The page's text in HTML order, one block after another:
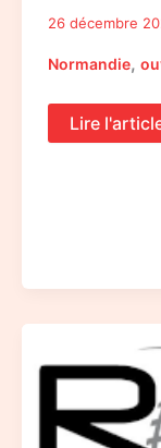
26 décembre
Normandie,
Lire
Lettre
Didier
Le
à